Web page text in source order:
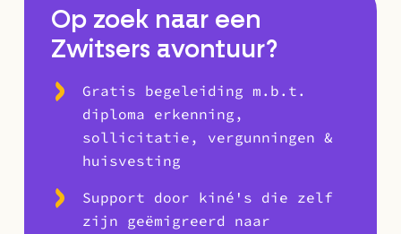
Op zoek naar een
Zwitsers avontuur?
Gratis begeleiding m.b.t.
diploma erkenning,
sollicitatie, vergunningen &
huisvesting
Support door kiné's die zelf
zijn geëmigreerd naar